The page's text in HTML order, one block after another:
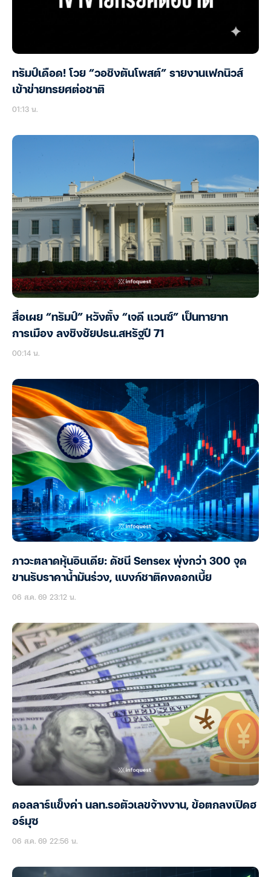
ทรัมป์เดือด! โวย “วอชิงตันโพสต์” รายงานเฟกนิวส์
เข้าข่ายทรยศต่อชาติ
01:13 น.
สื่อเผย “ทรัมป์” หวังตั้ง “เจดี แวนซ์” เป็นทายาท
การเมือง ลงชิงชัยปธน.สหรัฐปี 71
00:14 น.
ภาวะตลาดหุ้นอินเดีย: ดัชนี Sensex พุ่งกว่า 300 จุด
ขานรับราคาน้ำมันร่วง, แบงก์ชาติคงดอกเบี้ย
06 ส.ค. 69 23:12 น.
ดอลลาร์แข็งค่า นลท.รอตัวเลขจ้างงาน, ข้อตกลงเปิดฮ
อร์มุซ
06 ส.ค. 69 22:56 น.